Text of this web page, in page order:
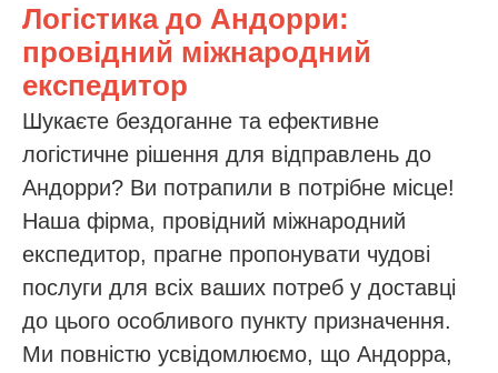
Логістика до Андорри:
провідний міжнародний
експедитор
Шукаєте бездоганне та ефективне
логістичне рішення для відправлень до
Андорри? Ви потрапили в потрібне місце!
Наша фірма, провідний міжнародний
експедитор, прагне пропонувати чудові
послуги для всіх ваших потреб у доставці
до цього особливого пункту призначення.
Ми повністю усвідомлюємо, що Андорра,